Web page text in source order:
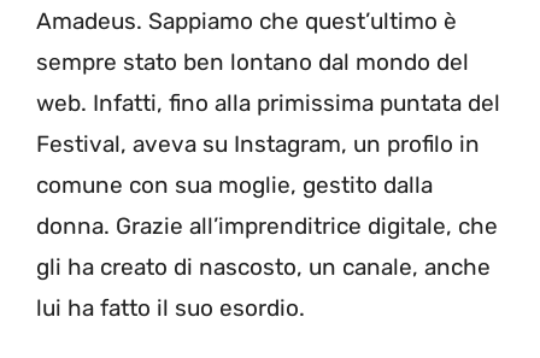
Amadeus. Sappiamo che quest’ultimo è
sempre stato ben lontano dal mondo del
web. Infatti, fino alla primissima puntata del
Festival, aveva su Instagram, un profilo in
comune con sua moglie, gestito dalla
donna. Grazie all’imprenditrice digitale, che
gli ha creato di nascosto, un canale, anche
lui ha fatto il suo esordio.